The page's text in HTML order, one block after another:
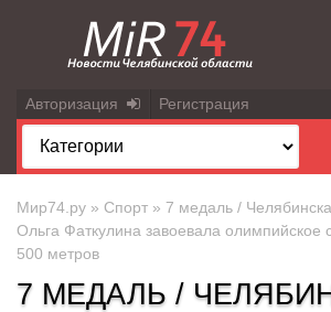
Авторизация Регистрация
Мир74.ру » Спорт » 7 медаль /
Ольга Фаткулина завоевала олимпийское
500 метров
7 МЕДАЛЬ /